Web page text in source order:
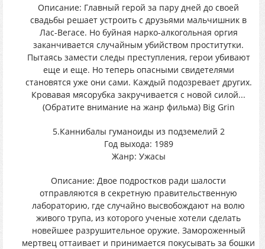
Описание: Главный герой за пару дней до своей
свадьбы решает устроить с друзьями мальчишник в
Лас-Вегасе. Но буйная нарко-алкогольная оргия
заканчивается случайным убийством проститутки.
Пытаясь замести следы преступления, герои убивают
еще и еще. Но теперь опасными свидетелями
становятся уже они сами. Каждый подозревает других.
Кровавая мясорубка закручивается с новой силой...
(Обратите внимание на жанр фильма) Big Grin
5.Каннибалы гуманоиды из подземелий 2
Год выхода: 1989
Жанр: Ужасы
Описание: Двое подростков ради шалости
отправляются в секретную правительственную
лабораторию, где случайно высвобождают на волю
живого трупа, из которого ученые хотели сделать
новейшее разрушительное оружие. Замороженный
мертвец оттаивает и принимается покусывать за бошки